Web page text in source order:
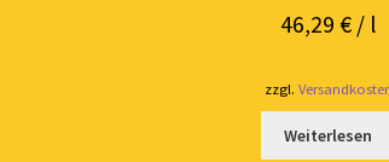
46,29€ / l
zzgl.
Weiterlesen